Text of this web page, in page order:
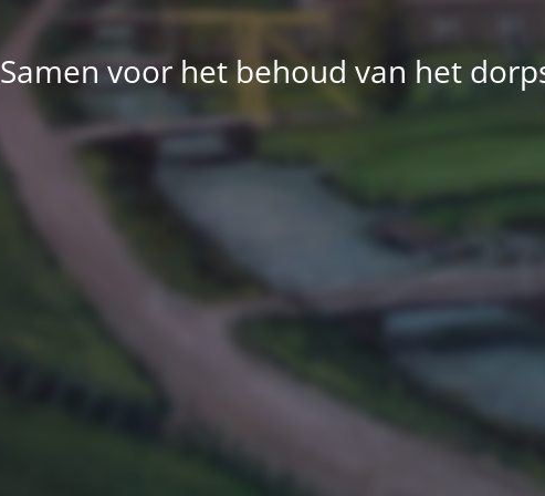
Samen voor het behoud van het